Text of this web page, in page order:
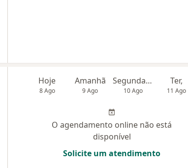
Hoje
8 Ago
Amanhã
9 Ago
Segunda-feira
10 Ago
Ter,
11 Ago
O agendamento online não está
disponível
Solicite um atendimento